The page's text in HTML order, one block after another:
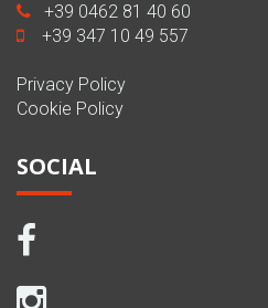
+39 0462 81 40 60
+39 347 10 49 557
Privacy Policy
Cookie Policy
SOCIAL